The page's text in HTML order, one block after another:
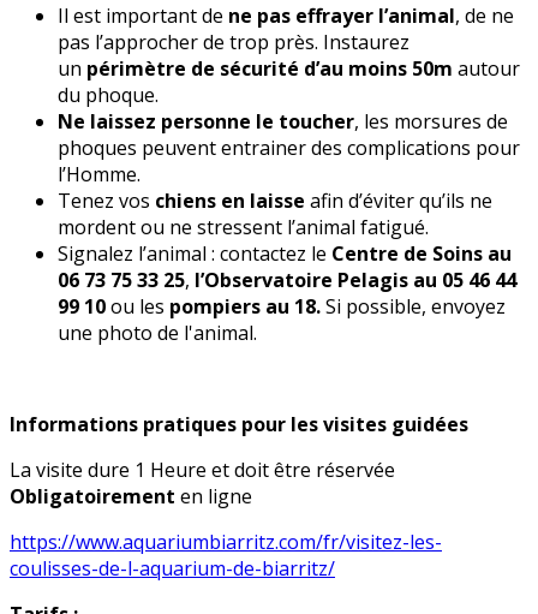
Il est important de ne pas effrayer l’animal, de ne
pas l’approcher de trop près. Instaurez
un périmètre de sécurité d’au moins 50m autour
du phoque.
Ne laissez personne le toucher, les morsures de
phoques peuvent entrainer des complications pour
l’Homme.
Tenez vos chiens en laisse afin d’éviter qu’ils ne
mordent ou ne stressent l’animal fatigué.
Signalez l’animal : contactez le Centre de Soins au
06 73 75 33 25, l’Observatoire Pelagis au 05 46 44
99 10ou les pompiers au 18.Si possible, envoyez
une photo de l'animal.
Informations pratiques pour les visites guidées
La visite dure 1 Heure et doit être réservée
Obligatoirement en ligne
https://www.aquariumbiarritz.com/fr/visitez-les-
coulisses-de-l-aquarium-de-biarritz/